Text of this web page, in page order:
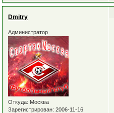
Dmitry
Администратор
Откуда: Москва
Зарегистрирован: 2006-11-16